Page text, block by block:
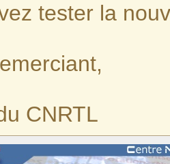
tester la
CNRTL